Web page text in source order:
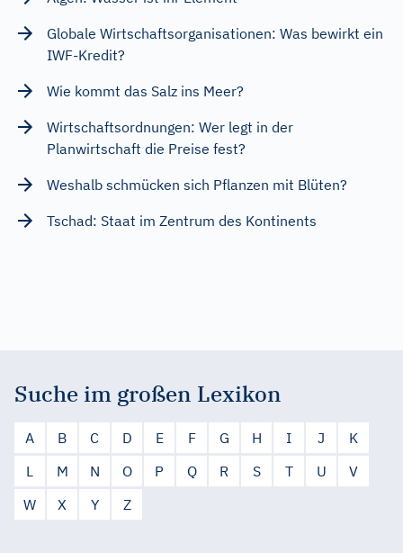
Globale Wirtschaftsorganisationen: Was bewirkt ein
IWF-Kredit?
Wie kommt das Salz ins Meer?
Wirtschaftsordnungen: Wer legt in der
Planwirtschaft die Preise fest?
Weshalb schmücken sich Pflanzen mit Blüten?
Tschad: Staat im Zentrum des Kontinents
Suche im großen Lexikon
A B C D E F G H I J
K
L
M N O P Q R S T U
V
W
X Y Z